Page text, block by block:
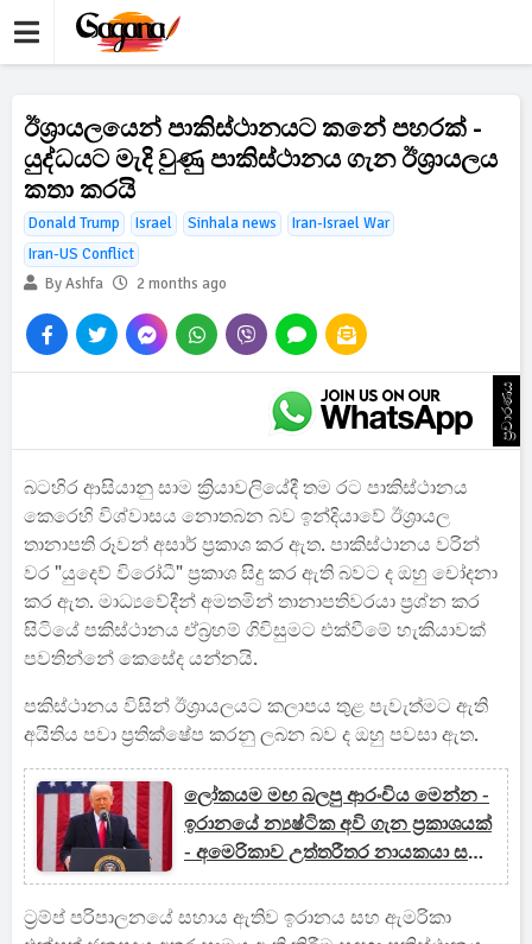
ඊශ්‍රායලයෙන් පාකිස්ථානයට කනේ පහරක් -
යුද්ධයට මැදි වුණු පාකිස්ථානය ගැන ඊශ්‍රායලය
කතා කරයි
Donald Trump Israel Sinhala news
Iran-Israel War
Iran-US Conflict
By Ashfa
2 months ago
ප්‍රචාරණය
බටහිර ආසියානු සාම ක්‍රියාවලියේදී තම රට පාකිස්ථානය
කෙරෙහි විශ්වාසය නොතබන බව ඉන්දියාවේ ඊශ්‍රායල
තානාපති රූවන් අසාර් ප්‍රකාශ කර ඇත. පාකිස්ථානය වරින්
වර "යුදෙව් විරෝධී" ප්‍රකාශ සිදු කර ඇති බවට ද ඔහු චෝදනා
කර ඇත. මාධ්‍යවේදීන් අමතමින් තානාපතිවරයා ප්‍රශ්න කර
සිටියේ පකිස්ථානය ඒබ්‍රහම් ගිවිසුමට එක්වීමේ හැකියාවක්
පවතින්නේ කෙසේද යන්නයි.
පකිස්ථානය විසින් ඊශ්‍රායලයට කලාපය තුළ පැවැත්මට ඇති
අයිතිය පවා ප්‍රතික්ෂේප කරනු ලබන බව ද ඔහු පවසා ඇත.
ලෝකයම මඟ බලපු ආරංචිය මෙන්න -
ඉරානයේ න්‍යෂ්ටික අවි ගැන ප්‍රකාශයක්
- අමෙරිකාව උත්තරීතර නායකයා සමග
සාකච්ඡා?
ට්‍රම්ප් පරිපාලනයේ සහාය ඇතිව ඉරානය සහ ඇමරිකා